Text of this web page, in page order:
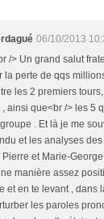
06/10/2013
/> Un grand salut
la perte de qqs
les 2 premiers
, ainsi que<br /> les 5
. Et là je me
et les analyses
Pierre et Marie-
manière assez
et en te levant , dans
les paroles